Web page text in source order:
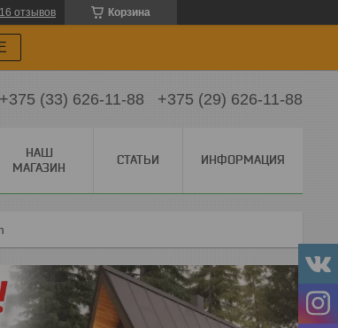
Корзина
16 отзывов
+375 (33) 626-11-88 +375 (29) 626-11-88
НАШ
МАГАЗИН
СТАТЬИ ИНФОРМАЦИЯ